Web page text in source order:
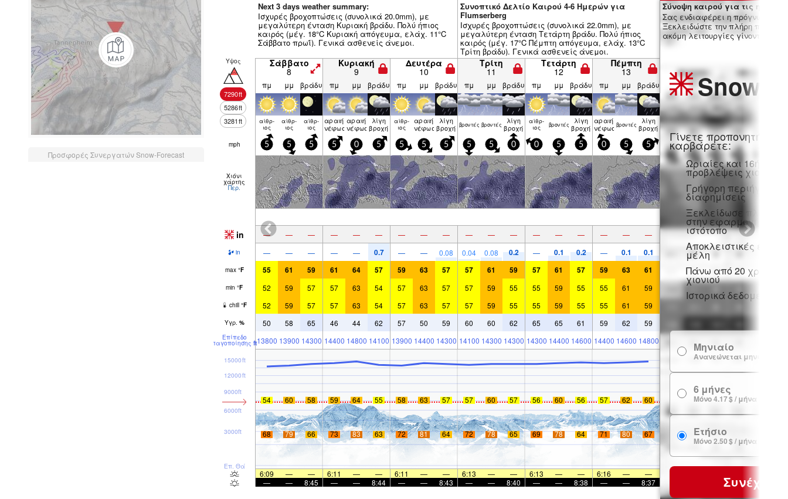
Προσφορές Συνεργατών Snow-Forecast
Next 3 days weather summary:
Ισχυρές βροχοπτώσεις (συνολικά 20.0mm), με
μεγαλύτερη ένταση Κυριακή βράδυ. Πολύ ήπιος
καιρός (μέγ. 18°C Κυριακή απόγευμα, ελάχ. 11°C
Σάββατο πρωΐ). Γενικά ασθενείς άνεμοι.
Συνοπτικό Δελτίο Καιρού 4-6 Ημερών για
Flumserberg
Ισχυρές βροχοπτώσεις (συνολικά 22.0mm), με
μεγαλύτερη ένταση Τετάρτη βράδυ. Πολύ ήπιος
καιρός (μέγ. 17°C Πέμπτη απόγευμα, ελάχ. 13°C
Τρίτη βράδυ). Γενικά ασθενείς άνεμοι.
Υψος
7290ft
5286ft
3281ft
Σάββατο
8
Κυριακή
9
Δευτέρα
10
Τρίτη
11
Τετάρτη
12
Πέμπτη
13
πμ μμ βράδυ πμ μμ βράδυ πμ μμ βράδυ πμ μμ βράδυ πμ μμ βράδυ πμ μμ βράδυ
αίθρ­
ιος
αίθρ­
ιος
αίθρ­
ιος
αραιή
νέφωση
αραιή
νέφωση
λίγη
βροχή
αίθρ­
ιος
αραιή
νέφωση
λίγη
βροχή βρον­τές βρον­τές λίγη
βροχή
αίθρ­
ιος βρον­τές λίγη
βροχή
αραιή
νέφωσηβρον­τές λίγη
βροχή
mph 5 5 5 5 0 5 5 5 5 5 5 0 0 5 5 0 5 5
Χιόνι
χάρτης
Περ.
in — — — — — — — — — — — — — — — — — —
in — — — — — 0.7 — — 0.08 0.04 0.08 0.2 — 0.1 0.2 — 0.1 0.1
max °F 55 61 59 61 64 57 59 63 57 57 61 59 57 61 57 59 63 61
min °F 52 59 57 57 63 54 57 63 57 57 59 55 55 59 55 55 61 59
chill °F 52 59 57 57 63 54 57 63 57 57 59 55 55 59 55 55 61 59
Υγρ. % 50 58 65 46 44 62 57 50 59 60 60 62 65 65 61 59 62 59
Επίπεδο
παγοποίησης ft13800 13900 14300 14400 14800 14100 13900 14400 14300 14100 14300 14300 14300 14400 14600 14400 14600 14800
Επ. Θάλ
3000ft
6000ft
9000ft
12000ft
15000ft
54 60 58 59 64 55 58 63 57 57 60 57 56 60 56 57 62 60
68 79 66 73 83 63 72 81 64 72 78 65 69 78 64 71 80 67
6:09 — — 6:11 — — 6:11 — — 6:13 — — 6:13 — — 6:16 —
—
—
— 8:45 — — 8:44 — — 8:43 — — 8:40 — — 8:38 — — 8:37
Σύνοψη καιρού για τις ημέρες
Σας ενδιαφέρει η πρόγνωση 16
Ξεκλειδώστε την πλήρη
ακόμη λειτουργίες γίνοντας
Snow
Γίνετε προπονητή και
καρβάρετε:
Ωριαίες και
προβλέψεις χιονιού
Γρήγορη περιήγηση
διαφημίσεις
Ξεκλείδωσε πλήρη
στην εφαρμογή και
ιστότοπο
Αποκλειστικές
μέλη
Πάνω από 20 χρόνια
χιονιού
Ιστορικά δεδομένα
Μηνιαίο
Ανανεώνεται μηνιαία
6 μήνες
Μόνο 4.17 $ / μήνα
Ετήσιο
Μόνο 2.50 $ / μήνα
Συνέχεια